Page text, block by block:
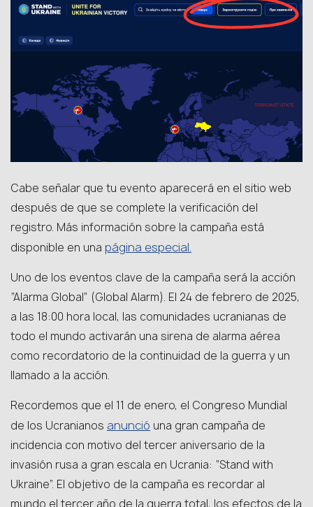
Cabe señalar que tu evento aparecerá en el sitio web
después de que se complete la verificación del
registro. Más información sobre la campaña está
disponible en una página especial.
Uno de los eventos clave de la campaña será la acción
“Alarma Global” (Global Alarm). El 24 de febrero de 2025,
a las 18:00 hora local, las comunidades ucranianas de
todo el mundo activarán una sirena de alarma aérea
como recordatorio de la continuidad de la guerra y un
llamado a la acción.
Recordemos que el 11 de enero, el Congreso Mundial
de los Ucranianos anunció una gran campaña de
incidencia con motivo del tercer aniversario de la
invasión rusa a gran escala en Ucrania: “Stand with
Ukraine”. El objetivo de la campaña es recordar al
mundo el tercer año de la guerra total, los efectos de la